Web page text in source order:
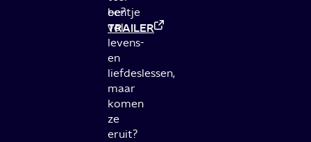
eentje
vol
levens-
en
liefdeslessen,
maar
komen
ze
eruit?
be?
TRAILER